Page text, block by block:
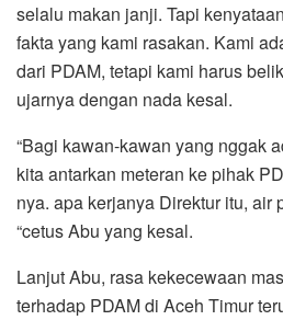
selalu makan janji. Tapi
fakta yang kami rasakan. Kami
dari PDAM, tetapi kami harus
ujarnya dengan nada kesal.
“Bagi kawan-kawan yang nggak
kita antarkan meteran ke pihak
nya. apa kerjanya Direktur itu, air
“cetus Abu yang kesal.
Lanjut Abu, rasa kekecewaan
terhadap PDAM di Aceh Timur